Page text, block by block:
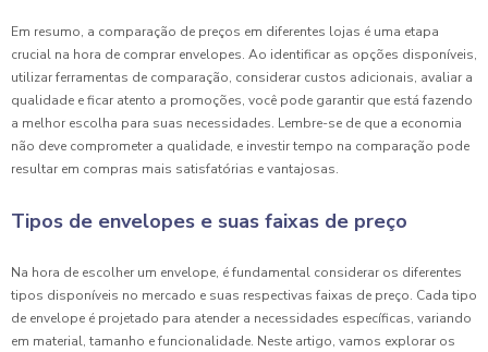
Em resumo, a comparação de preços em diferentes lojas é uma etapa
crucial na hora de comprar envelopes. Ao identificar as opções disponíveis,
utilizar ferramentas de comparação, considerar custos adicionais, avaliar a
qualidade e ficar atento a promoções, você pode garantir que está fazendo
a melhor escolha para suas necessidades. Lembre-se de que a economia
não deve comprometer a qualidade, e investir tempo na comparação pode
resultar em compras mais satisfatórias e vantajosas.
Tipos de envelopes e suas faixas de preço
Na hora de escolher um envelope, é fundamental considerar os diferentes
tipos disponíveis no mercado e suas respectivas faixas de preço. Cada tipo
de envelope é projetado para atender a necessidades específicas, variando
em material, tamanho e funcionalidade. Neste artigo, vamos explorar os